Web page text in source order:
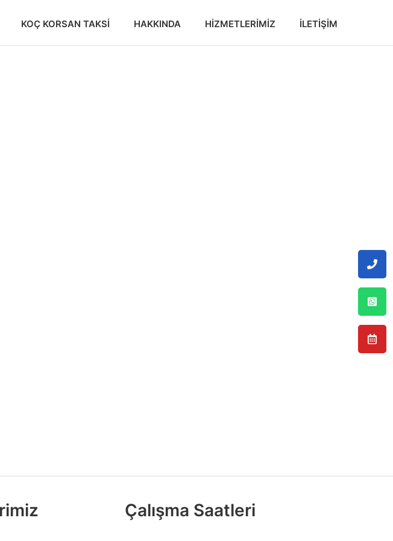
KOÇ KORSAN TAKSI HAKKINDA HIZMETLERIMIZ İLETIŞIM
Çalışma Saatleri